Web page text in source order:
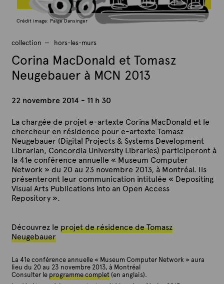
Crédit image: Paige Dansinger
collection hors-les-murs
Corina MacDonald et Tomasz
Neugebauer à MCN 2013
22 novembre 2014 - 11 h 30
La chargée de projet e-artexte Corina MacDonald et le
chercheur en résidence pour e-artexte Tomasz
Neugebauer (Digital Projects & Systems Development
Librarian, Concordia University Libraries) participeront à
la 41e conférence annuelle « Museum Computer
Network » du 20 au 23 novembre 2013, à Montréal. Ils
présenteront leur communication intitulée « Depositing
Visual Arts Publications into an Open Access
Repository ».
Découvrez le projet de résidence de Tomasz
Neugebauer
La 41e conférence annuelle « Museum Computer Network » aura
lieu du 20 au 23 novembre 2013, à Montréal
Consulter leprogramme complet(en anglais).